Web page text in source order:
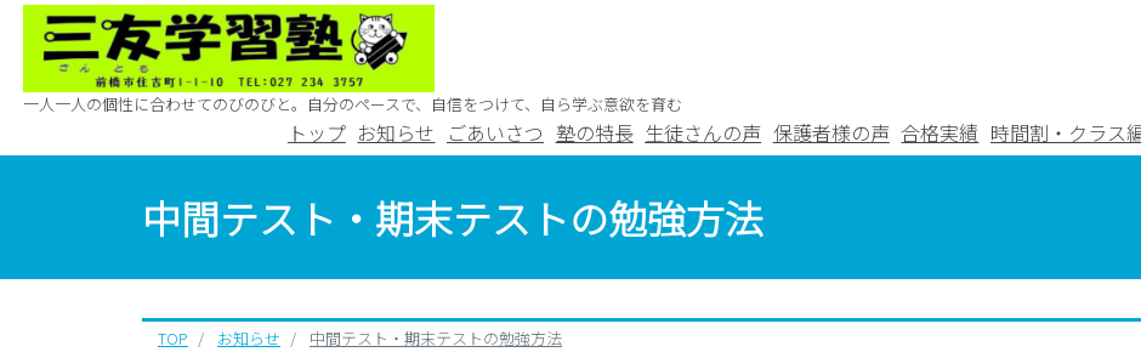
一人一人の個性に合わせてのびのびと。自分のペースで、自信をつけて、自ら学ぶ意欲を育む
トップ お知らせ ごあいさつ 塾の特長 生徒さんの声 保護者様の声 合格実績 時間割・クラス
中間テスト・期末テストの勉強方法
TOP お知らせ 中間テスト・期末テストの勉強方法